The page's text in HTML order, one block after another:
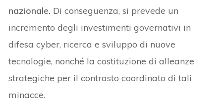
nazionale. Di conseguenza, si prevede un
incremento degli investimenti governativi in
difesa cyber, ricerca e sviluppo di nuove
tecnologie, nonché la costituzione di alleanze
strategiche per il contrasto coordinato di tali
minacce.